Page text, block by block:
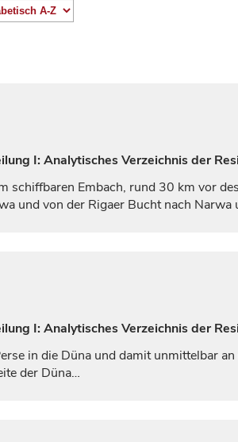
I: Analytisches Verzeichnis der
schiffbaren Embach, rund 30 km vor
und von der Rigaer Bucht nach Narwa
I: Analytisches Verzeichnis der
in die Düna und damit unmittelbar
der Düna…